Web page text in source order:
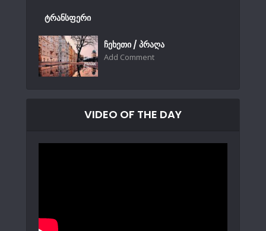
ტრანსფერი
ჩეხეთი / პრაღა
Add Comment
VIDEO OF THE DAY